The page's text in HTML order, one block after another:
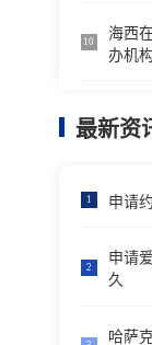
10
海西
办机
最新资
1 申请
2
申请
久
哈萨